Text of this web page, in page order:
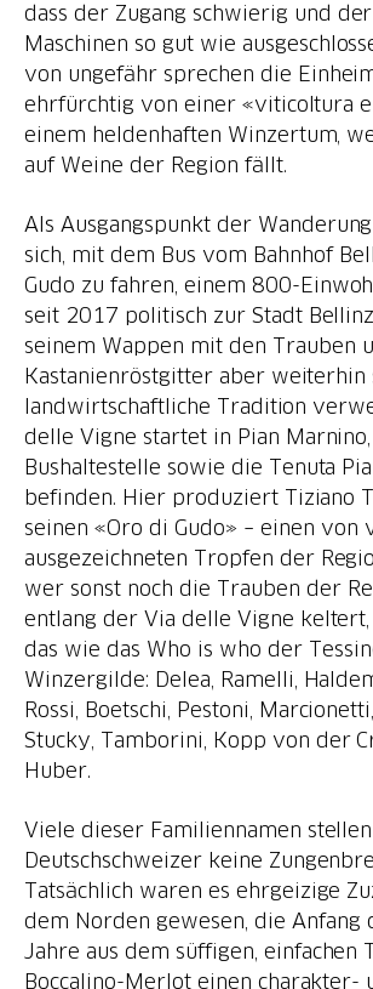
dass der Zugang schwierig und
Maschinen so gut wie
von ungefähr sprechen die
ehrfürchtig von einer «viticoltura
einem heldenhaften Winzertum,
auf Weine der Region fällt.
Als Ausgangspunkt der
sich, mit dem Bus vom Bahnhof
Gudo zu fahren, einem 800-
seit 2017 politisch zur Stadt
seinem Wappen mit den Trauben
Kastanienröstgitter aber weiterhin
landwirtschaftliche Tradition
delle Vigne startet in Pian
Bushaltestelle sowie die Tenuta
befinden. Hier produziert Tiziano
seinen «Oro di Gudo» – einen von
ausgezeichneten Tropfen der
wer sonst noch die Trauben der
entlang der Via delle Vigne keltert,
das wie das Who is who der
Winzergilde: Delea, Ramelli,
Rossi, Boetschi, Pestoni,
Stucky, Tamborini, Kopp von der
Huber.
Viele dieser Familiennamen
Deutschschweizer keine
Tatsächlich waren es ehrgeizige
dem Norden gewesen, die Anfang
Jahre aus dem süffigen, einfachen
Boccalino-Merlot einen charakter-